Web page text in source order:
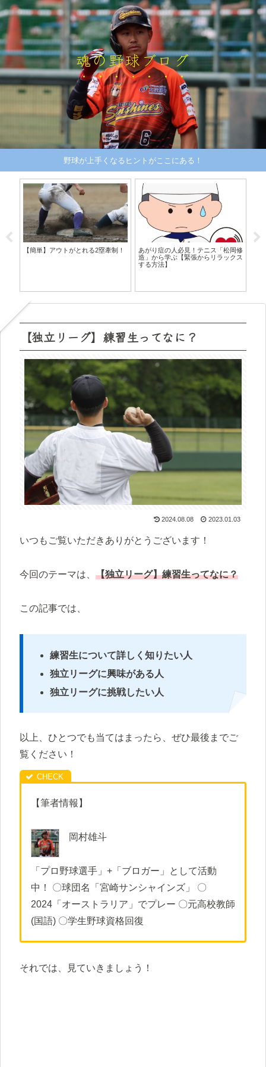
魂の野球ブログ
野球が上手くなるヒントがここにある！
【簡単】アウトがとれる2塁牽制！
あがり症の人必見！テニス「松岡修
造」から学ぶ【緊張からリラックス
する方法】
【独立リーグ】練習生ってなに？
2024.08.08 2023.01.03
いつもご覧いただきありがとうございます！
今回のテーマは、 【独立リーグ】練習生ってなに？
この記事では、
練習生について詳しく知りたい人
独立リーグに興味がある人
独立リーグに挑戦したい人
以上、ひとつでも当てはまったら、ぜひ最後までご
覧ください！
【筆者情報】
岡村雄斗
「プロ野球選手」+「ブロガー」として活動
中！ 〇球団名「宮崎サンシャインズ」 〇
2024「オーストラリア」でプレー 〇元高校教師
(国語) 〇学生野球資格回復
それでは、見ていきましょう！